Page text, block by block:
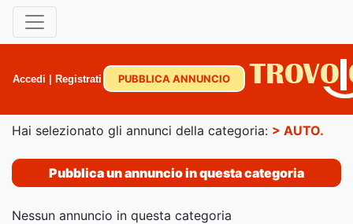
Accedi Registrati PUBBLICA ANNUNCIO
Hai selezionato gli annunci della categoria: > AUTO.
Pubblica un annuncio in questa categoria
Nessun annuncio in questa categoria